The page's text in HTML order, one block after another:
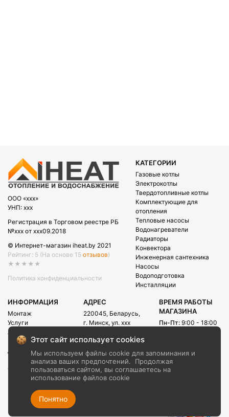
OOO «xxx»
УНП: xxx
Регистрация в Торговом реестре РБ
№xxx от xxx09.2018
© Интернет-магазин iheat.by 2021
Рейтинг: 5 (На основе 15 отзывов)
★★★★★
Политика конфиденциальности
КАТЕГОРИИ
Газовые котлы
Электрокотлы
Твердотопливные котлы
Комплектующие для
отопления
Тепловые насосы
Водонагреватели
Радиаторы
Конвектора
Инженерная сантехника
Насосы
Водоподготовка
Инсталляции
ИНФОРМАЦИЯ
Монтаж
Услуги
Акции
Рассрочка
Доставка и оплата
О компании
Контакты
АДРЕС
220045, Беларусь,
г. Минск, ул. xxx
E-mail:
info@iheat.by
ВРЕМЯ РАБОТЫ
МАГАЗИНА
Пн-Пт: 9:00 - 18:00
CALL-ЦЕНТРА
Сб-Вс:
Этот сайт использует cookies
Мы используем файлы cookie для запоминания и
анализа ваших предпочтений.
Продолжая
пользоваться сайтом, вы соглашаетесь на
использование файлов cookie
Понятно